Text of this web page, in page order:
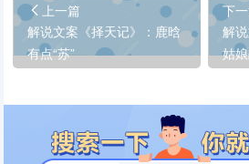
上一篇
解说文案《择天记》：鹿晗
有点“苏”
下
解
姑